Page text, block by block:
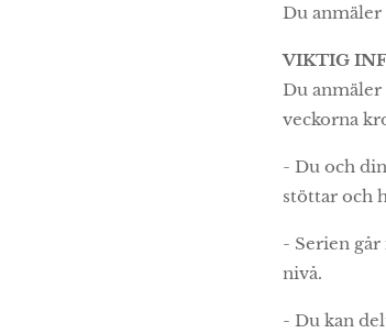
Du
VIKTIG
Du anmäler
veckorna
- Du och
stöttar och
- Serien
nivå.
- Du kan